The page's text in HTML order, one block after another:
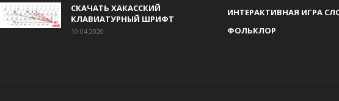
СКАЧАТЬ ХАКАССКИЙ
КЛАВИАТУРНЫЙ ШРИФТ
10.04.2020
ИНТЕРАКТИВНАЯ ИГРА
ФОЛЬКЛОР